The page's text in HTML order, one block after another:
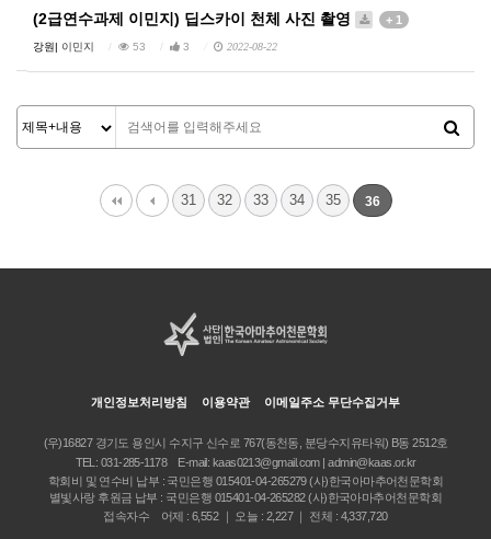
(2급연수과제 이민지) 딥스카이 천체 사진 촬영 + 1
강원| 이민지 53 3 2022-08-22
31 32 33 34 35 36
개인정보처리방침 이용약관 이메일주소 무단수집거부
(우)16827 경기도 용인시 수지구 신수로 767(동천동, 분당수지유타워) B동 2512호
TEL: 031-285-1178 E-mail: kaas0213@gmail.com | admin@kaas.or.kr
학회비 및 연수비 납부 : 국민은행 015401-04-265279 (사)한국아마추어천문학회
별빛사랑 후원금 납부 : 국민은행 015401-04-265282 (사)한국아마추어천문학회
접속자수 어제 : 6,552 ｜ 오늘 : 2,227 ｜ 전체 : 4,337,720